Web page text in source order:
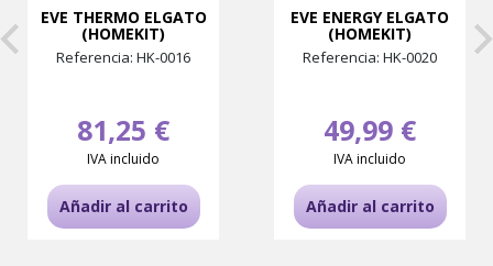
EVE THERMO ELGATO
(HOMEKIT)
Referencia: HK-0016
81,25 €
IVA incluido
Añadir al carrito
EVE ENERGY ELGATO
(HOMEKIT)
Referencia: HK-0020
49,99 €
IVA incluido
Añadir al carrito